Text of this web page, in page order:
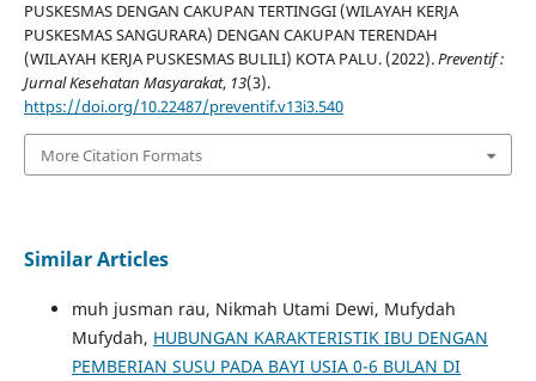
PUSKESMAS DENGAN CAKUPAN TERTINGGI (WILAYAH KERJA
PUSKESMAS SANGURARA) DENGAN CAKUPAN TERENDAH
(WILAYAH KERJA PUSKESMAS BULILI) KOTA PALU. (2022).Preventif :
Jurnal Kesehatan Masyarakat, 13(3).
https://doi.org/10.22487/preventif.v13i3.540
More Citation Formats
Similar Articles
muh jusman rau, Nikmah Utami Dewi, Mufydah
Mufydah, HUBUNGAN KARAKTERISTIK IBU DENGAN
PEMBERIAN SUSU PADA BAYI USIA 0-6 BULAN DI